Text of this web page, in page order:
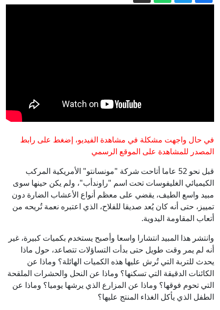
الاستخبارات الأمريكية: بوتين الخاسر في
البلدين؟
في دبي
قصف إسرائيلي يستهدف مناطق في جنوب
لبنان
في حال واجهت مشكلة في مشاهدة الفيديو، إضغط على رابط
المصدر للمشاهدة على الموقع الرسمي
قبل نحو 52 عاما أتاحت شركة "مونسانتو" الأمريكية المركب
الكيميائي الغليفوسات تحت اسم "راوندأب"، ولم يكن حينها سوى
مبيد واسع الطيف، يقضي على معظم أنواع الأعشاب الضارة دون
تمييز، حتى أنه كان يُعد صديقا للفلاح، الذي اعتبره نعمة تُريحه من
أتعاب المقاومة اليدوية.
وانتشر هذا المبيد انتشارا واسعا وأصبح يستخدم بكميات كبيرة، غير
أنه لم يمر وقت طويل حتى بدأت التساؤلات تتصاعد، حول ماذا
يحدث للتربة التي تُرش عليها هذه الكميات الهائلة؟ وماذا عن
الكائنات الدقيقة التي تسكنها؟ وماذا عن النحل والحشرات الملقحة
التي تحوم فوقها؟ وماذا عن المزارع الذي يرشها يوميا؟ وماذا عن
الطفل الذي يأكل الغذاء المنتج عليها؟